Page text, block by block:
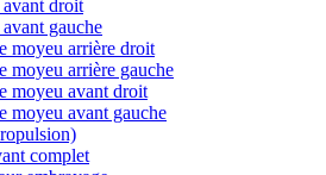
droit
gauche
moyeu arrière droit
moyeu arrière gauche
moyeu avant droit
moyeu avant gauche
complet